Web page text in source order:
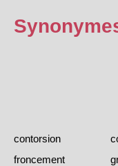
contorsion
froncement